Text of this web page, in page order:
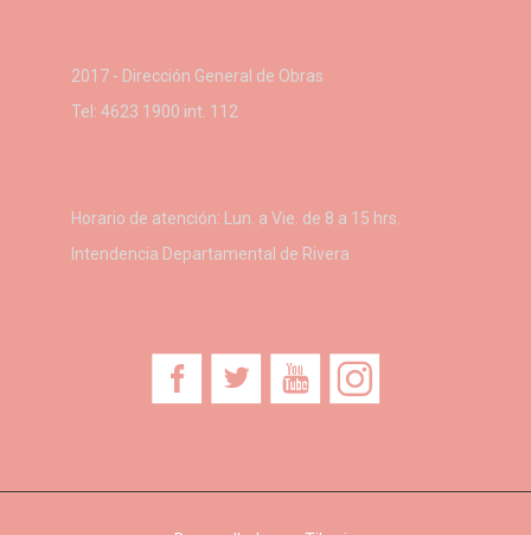
2017 - Dirección General de Obras
Tel: 4623 1900 int. 112
Horario de atención: Lun. a Vie. de 8 a 15 hrs.
Intendencia Departamental de Rivera